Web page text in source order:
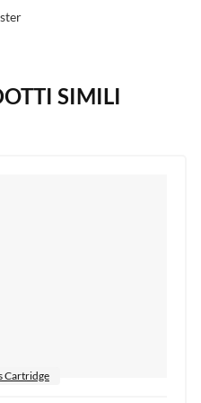
SIMILI
Cartridge